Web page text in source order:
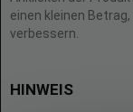
einen kleinen
verbessern.
HINWEIS